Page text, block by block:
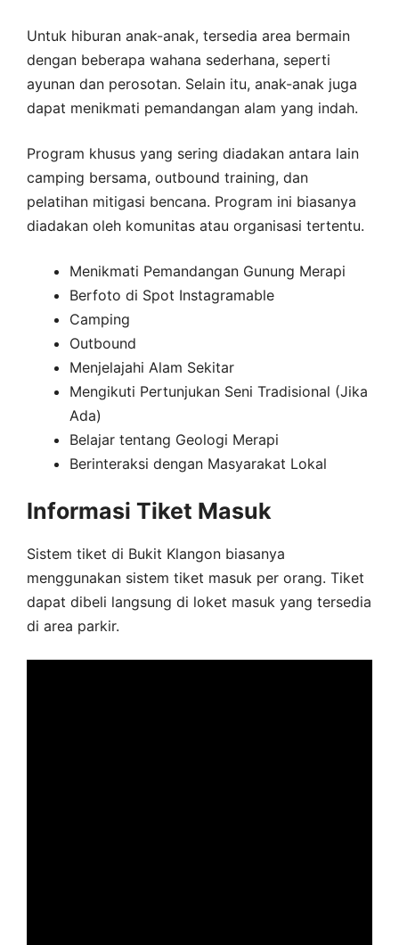
Untuk hiburan anak-anak, tersedia area bermain
dengan beberapa wahana sederhana, seperti
ayunan dan perosotan. Selain itu, anak-anak juga
dapat menikmati pemandangan alam yang indah.
Program khusus yang sering diadakan antara lain
camping bersama, outbound training, dan
pelatihan mitigasi bencana. Program ini biasanya
diadakan oleh komunitas atau organisasi tertentu.
Menikmati Pemandangan Gunung Merapi
Berfoto di Spot Instagramable
Camping
Outbound
Menjelajahi Alam Sekitar
Mengikuti Pertunjukan Seni Tradisional (Jika
Ada)
Belajar tentang Geologi Merapi
Berinteraksi dengan Masyarakat Lokal
Informasi Tiket Masuk
Sistem tiket di Bukit Klangon biasanya
menggunakan sistem tiket masuk per orang. Tiket
dapat dibeli langsung di loket masuk yang tersedia
di area parkir.